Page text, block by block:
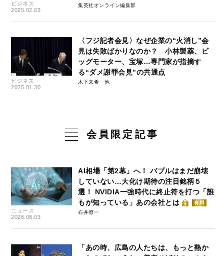
ビジネス
2025.02.03
集英社オンライン編集部
ビジネス
2025.01.30
〈フジ記者会見〉なぜ企業の“火消し”会
見は失敗ばかりなのか？ 小林製薬、ビ
ッグモーター、宝塚…専門家が指摘す
る“ダメ謝罪会見”の共通点
木下未希
会員限定記事
ニュース
2026.08.03
AI相場「第2幕」へ！ バブルはまだ崩壊
していない…大化け期待の注目銘柄５
選！ NVIDIA一強時代に終止符を打つ「誰
もが知っている」あの会社とは
有料
石井僚一
「あの時、広島の人たちは、もっと熱か